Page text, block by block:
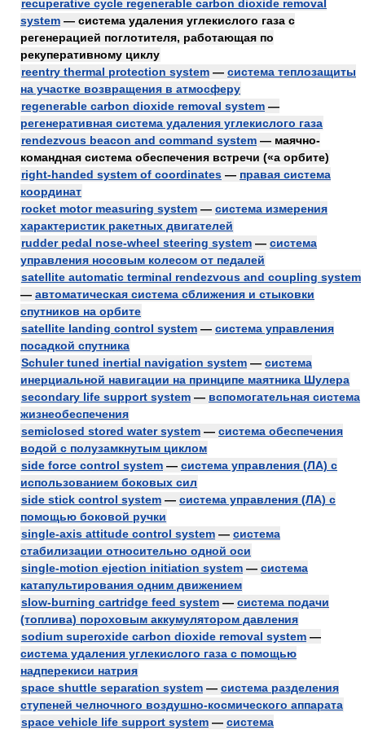
recuperative cycle regenerable carbon dioxide removal
system — система удаления углекислого газа с
регенерацией поглотителя, работающая по
рекуперативному циклу
reentry thermal protection system — система теплозащиты
на участке возвращения в атмосферу
regenerable carbon dioxide removal system —
регенеративная система удаления углекислого газа
rendezvous beacon and command system — маячно-
командная система обеспечения встречи («а орбите)
right-handed system of coordinates — правая система
координат
rocket motor measuring system — система измерения
характеристик ракетных двигателей
rudder pedal nose-wheel steering system — система
управления носовым колесом от педалей
satellite automatic terminal rendezvous and coupling system
— автоматическая система сближения и стыковки
спутников на орбите
satellite landing control system — система управления
посадкой спутника
Schuler tuned inertial navigation system — система
инерциальной навигации на принципе маятника Шулера
secondary life support system — вспомогательная система
жизнеобеспечения
semiclosed stored water system — система обеспечения
водой с полузамкнутым циклом
side force control system — система управления (ЛА) с
использованием боковых сил
side stick control system — система управления (ЛА) с
помощью боковой ручки
single-axis attitude control system — система
стабилизации относительно одной оси
single-motion ejection initiation system — система
катапультирования одним движением
slow-burning cartridge feed system — система подачи
(топлива) пороховым аккумулятором давления
sodium superoxide carbon dioxide removal system —
система удаления углекислого газа с помощью
надперекиси натрия
space shuttle separation system — система разделения
ступеней челночного воздушно-космического аппарата
space vehicle life support system — система